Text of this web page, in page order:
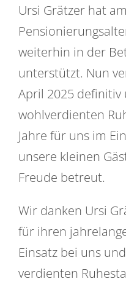
grösseres
Bild
Ursi Grätzer hat
weiterhin in der
unterstützt. Nun
April 2025
wohlverdienten
Jahre für uns im
unsere kleinen
Freude betreut.
Wir danken Ursi
für ihren
Einsatz bei uns
verdienten